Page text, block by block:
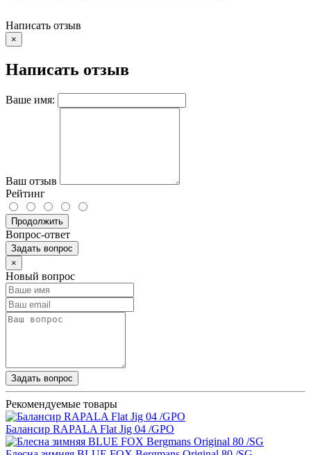
Написать отзыв
×
Написать отзыв
Ваше имя:
Ваш отзыв
Рейтинг
Продолжить
Вопрос-ответ
Задать вопрос
×
Новый вопрос
Задать вопрос
Рекомендуемые товары
Балансир RAPALA Flat Jig 04 /GPO